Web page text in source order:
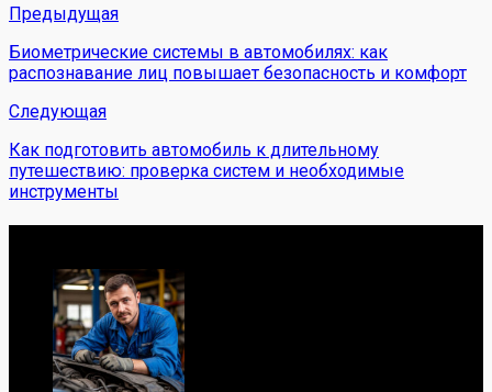
Предыдущая
Биометрические системы в автомобилях: как
распознавание лиц повышает безопасность и комфорт
Следующая
Как подготовить автомобиль к длительному
путешествию: проверка систем и необходимые
инструменты